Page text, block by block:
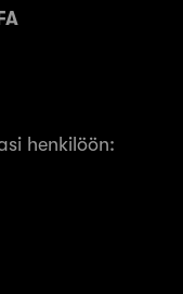
henkilöön: